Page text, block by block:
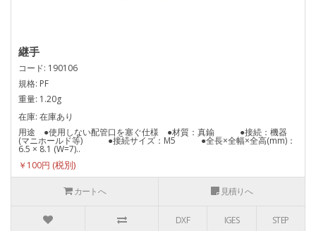
継手
コード: 190106
規格: PF
重量: 1.20g
在庫: 在庫あり
用途 ●使用しない配管口を塞ぐ仕様 ●材質：真鍮 ●接続：機器
(マニホールド等) ●接続サイズ：M5 ●全長×全幅×全高(mm)：
6.5 × 8.1 (W=7)..
￥100円
カートへ 見積りへ
DXF IGES STEP